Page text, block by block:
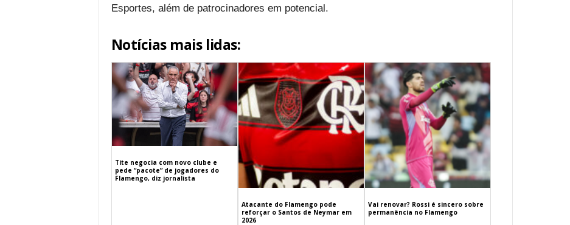
Esportes, além de patrocinadores em potencial.
Notícias mais lidas:
Tite negocia com novo clube e
pede “pacote” de jogadores do
Flamengo, diz jornalista
Atacante do Flamengo pode
reforçar o Santos de Neymar em
2026
Vai renovar? Rossi é sincero sobre
permanência no Flamengo